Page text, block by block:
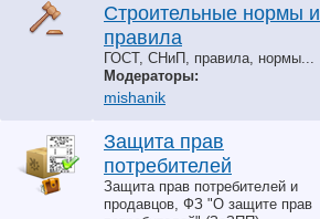
Строительные нормы и
правила
ГОСТ, СНиП, правила, нормы...
Модераторы:
mishanik
Защита прав
потребителей
Защита прав потребителей и
продавцов, ФЗ "О защите прав